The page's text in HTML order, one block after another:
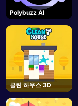
Polybuzz AI
클린 하우스 3D